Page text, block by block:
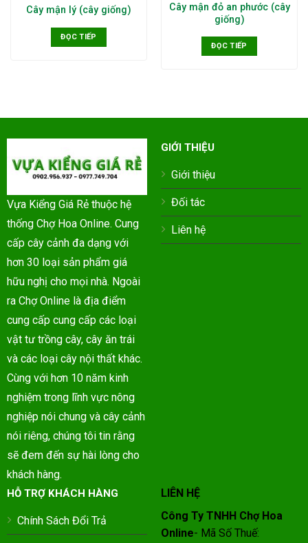
Cây mận lý (cây giống)
ĐỌC TIẾP
Cây mận đỏ an phước (cây
giống)
ĐỌC TIẾP
Vựa Kiểng Giá Rẻ thuộc hệ
thống Chợ Hoa Online. Cung
cấp cây cảnh đa dạng với
hơn 30 loại sản phẩm giá
hữu nghị cho mọi nhà. Ngoài
ra Chợ Online là địa điểm
cung cấp cung cấp các loại
vật tư trồng cây, cây ăn trái
và các loại cây nội thất khác.
Cùng với hơn 10 năm kinh
nghiệm trong lĩnh vực nông
nghiệp nói chung và cây cảnh
nói riêng, chúng tôi tin rằng
sẽ đem đến sự hài lòng cho
khách hàng.
GIỚI THIỆU
Giới thiệu
Đối tác
Liên hệ
HỖ TRỢ KHÁCH HÀNG
Chính Sách Đổi Trả
LIÊN HỆ
Công Ty TNHH Chợ Hoa
Online- Mã Số Thuế: